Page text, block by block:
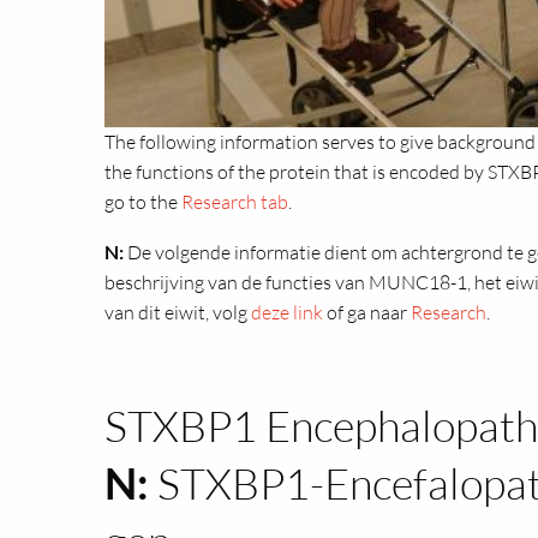
The following information serves to give
the functions of the protein that is encoded by
go to the Research tab.
N: De volgende informatie dient om achtergrond te
beschrijving van de functies van MUNC18-1, het
van dit eiwit, volgdeze linkof ga naar Research.
STXBP1
N: STXBP1-